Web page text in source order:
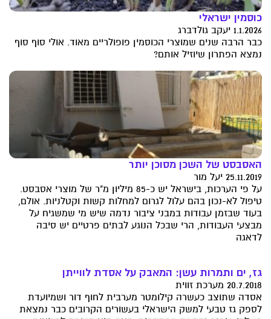
כוסמין ישראלי
1.1.2026 יעקב גולדברג
כבר הרבה שנים שמוצרי הכוסמין פופולריים מאוד. אולי סוף סוף
נמצא הפתרון שיוזיל אותם?
האסבסט של השכן מסוכן יותר
25.11.2019 יעל מור
על פי הערכות, בישראל יש כ-85 מיליון מ"ר של מוצרי אסבסט.
טיפול לא-נכון בהם עלול לגרום למחלות קשות וקטלניות. אולם,
בעוד שבזמן עבודות במבני ציבור נדמה שיש מי שמשגיח על
מבצעי העבודות, הרי שבכל הנוגע לבתים פרטיים יש סיבה
לדאגה
גז, ים ותמרות עשן: המאבק על אסדת לווייתן
20.7.2018 מערכת זווית
אסדה שתוצב כעשרה קילומטר מערבית לחוף דור ושמיועדת
לספק גז טבעי למשק הישראלי בעשורים הקרובים כבר נמצאת